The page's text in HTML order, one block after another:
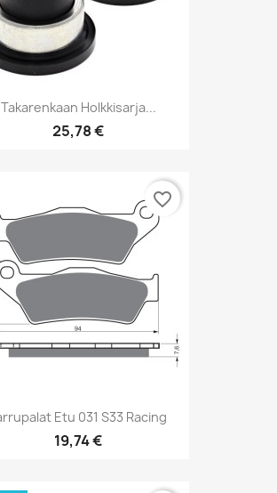
Takarenkaan Holkkisarja...
25,78 €
Etu 031 S33 Racing
19,74 €
favorite_border